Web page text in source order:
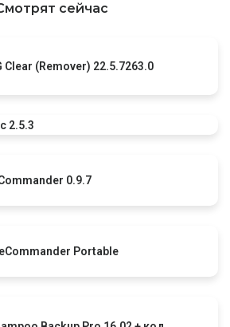
сейчас
Clear (Remover) 22.5.7263.0
2.5.3
0.9.7
Portable